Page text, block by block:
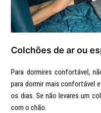
Colchões de ar ou
Para dormires confortável,
para dormir mais confortável
os dias. Se não levares um
com o chão.